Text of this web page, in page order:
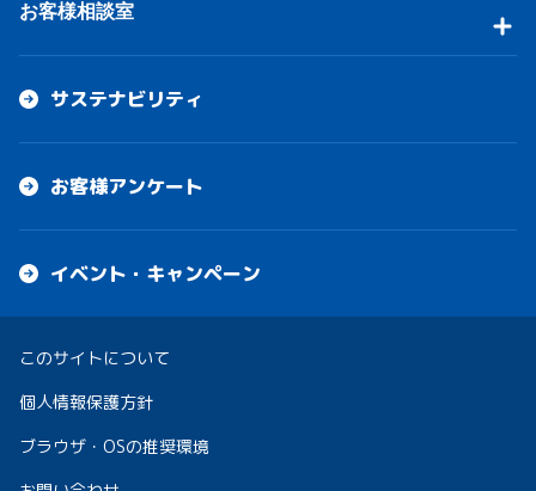
お客様相談室
サステナビリティ
お客様アンケート
イベント・キャンペーン
このサイトについて
個人情報保護方針
ブラウザ・OSの推奨環境